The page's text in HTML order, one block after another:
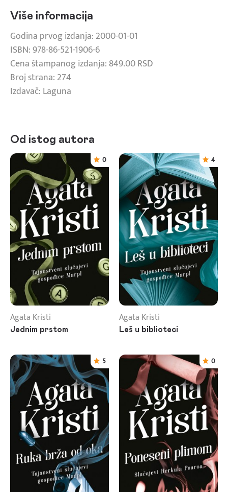
Više informacija
Godina prvog izdanja: 2000-01-01
ISBN: 978-86-521-1906-6
Cena štampanog izdanja: 849.00 RSD
Broj strana: 274
Izdavač: Laguna
Od istog autora
0
Agata Kristi
Jednim prstom
4
Agata Kristi
Leš u biblioteci
5 0